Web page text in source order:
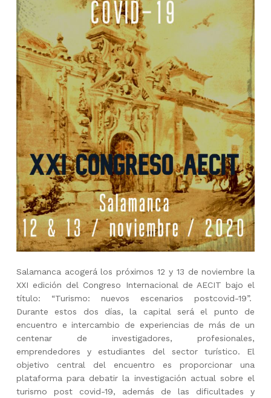
Salamanca acogerá los próximos 12 y 13 de noviembre la
XXI edición del Congreso Internacional de AECIT bajo el
título: “Turismo: nuevos escenarios postcovid-19”.
Durante estos dos días, la capital será el punto de
encuentro e intercambio de experiencias de más de un
centenar de investigadores, profesionales,
emprendedores y estudiantes del sector turístico. El
objetivo central del encuentro es proporcionar una
plataforma para debatir la investigación actual sobre el
turismo post covid-19, además de las dificultades y